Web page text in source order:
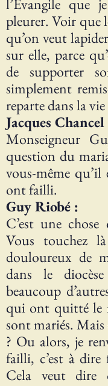
l’Evangile que
pleurer. Voir que
qu’on veut
sur elle, parce
de supporter
simplement
reparte dans la
Jacques Chancel
Monseigneur
question du
vous-même
ont failli.
Guy Riobé :
C’est une
Vous touchez
douloureux de
dans le
beaucoup
qui ont quitté le
sont mariés.
? Ou alors, je
failli, c’est à
Cela veut dire